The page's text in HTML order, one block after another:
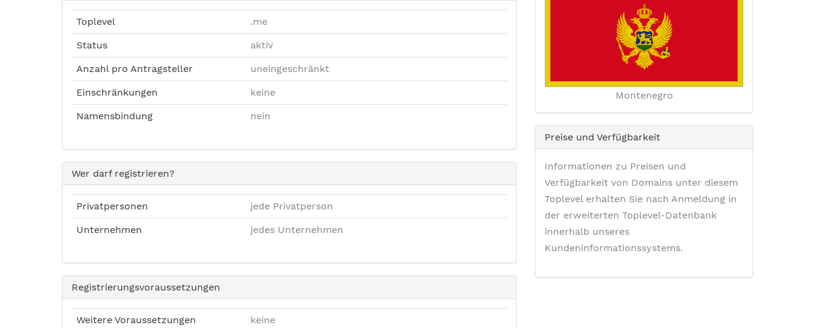
Toplevel .me
Status aktiv
Anzahl pro Antragsteller uneingeschränkt
Einschränkungen keine
Namensbindung nein
Wer darf registrieren?
Privatpersonen jede Privatperson
Unternehmen jedes Unternehmen
Registrierungsvoraussetzungen
Weitere Voraussetzungen keine
Montenegro
Preise und Verfügbarkeit
Informationen zu Preisen und
Verfügbarkeit von Domains unter diesem
Toplevel erhalten Sie nach Anmeldung in
der erweiterten Toplevel-Datenbank
innerhalb unseres
Kundeninformationssystems.